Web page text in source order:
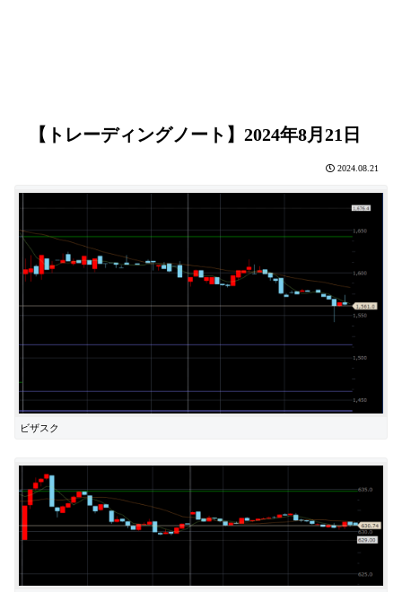
【トレーディングノート】2024年8月21日
2024.08.21
ビザスク